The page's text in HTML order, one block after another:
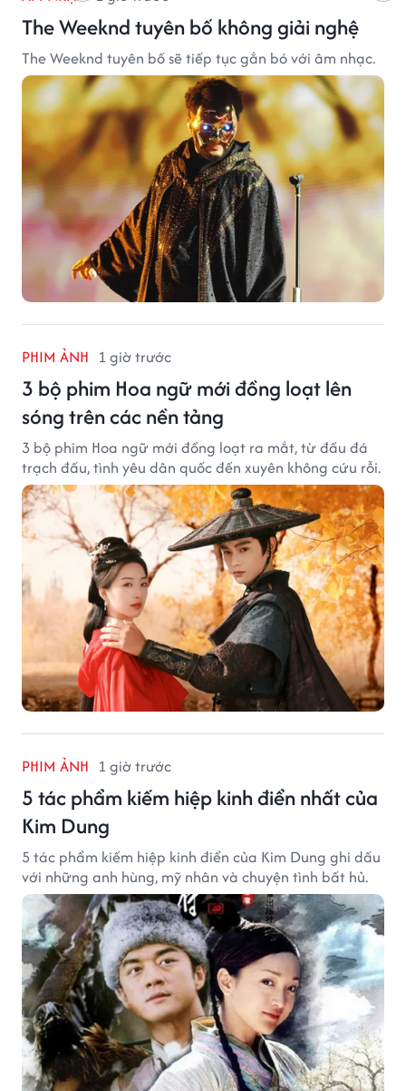
The Weeknd tuyên bố không giải nghệ
The Weeknd tuyên bố sẽ tiếp tục gắn bó với âm nhạc.
PHIM ẢNH 1 giờ trước
3 bộ phim Hoa ngữ mới đồng loạt lên
sóng trên các nền tảng
3 bộ phim Hoa ngữ mới đồng loạt ra mắt, từ đấu đá
trạch đấu, tình yêu dân quốc đến xuyên không cứu rỗi.
PHIM ẢNH 1 giờ trước
5 tác phẩm kiếm hiệp kinh điển nhất của
Kim Dung
5 tác phẩm kiếm hiệp kinh điển của Kim Dung ghi dấu
với những anh hùng, mỹ nhân và chuyện tình bất hủ.